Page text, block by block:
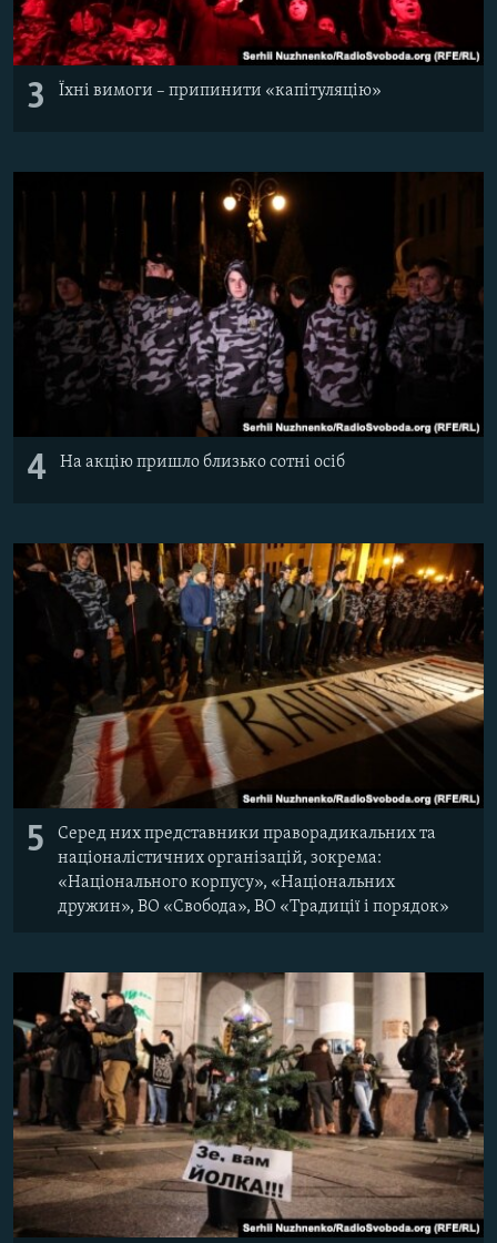
3 Їхні вимоги – припинити «капітуляцію»
4 На акцію пришло близько сотні осіб
5
Серед них представники праворадикальних та
націоналістичних організацій, зокрема:
«Національного корпусу», «Національних
дружин», ВО «Свобода», ВО «Традиції і порядок»